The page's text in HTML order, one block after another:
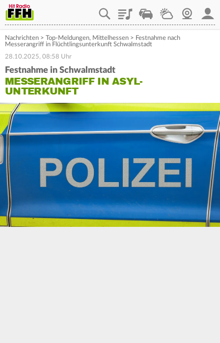
PlaylistStaupilotWetterWebcam
Nachrichten > Top-Meldungen, Mittelhessen > Festnahme nach
Messerangriff in Flüchtlingsunterkunft Schwalmstadt
28.10.2025, 08:58 Uhr
Festnahme in Schwalmstadt
MESSERANGRIFF IN ASYL-
UNTERKUNFT